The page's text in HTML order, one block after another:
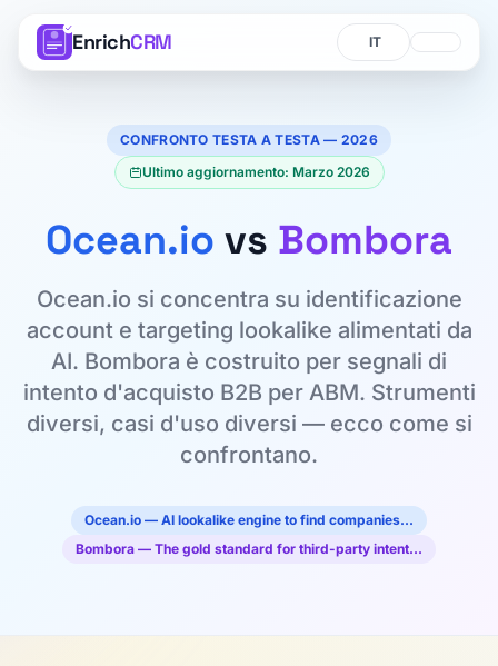
EnrichCRM Lingua
Lingua
CONFRONTO TESTA A TESTA — 2026
Ultimo aggiornamento: Marzo 2026
Ocean.io vs Bombora
Ocean.io si concentra su identificazione
account e targeting lookalike alimentati da
AI. Bombora è costruito per segnali di
intento d'acquisto B2B per ABM. Strumenti
diversi, casi d'uso diversi — ecco come si
confrontano.
Ocean.io — AI lookalike engine to find companies…
Bombora — The gold standard for third-party intent…